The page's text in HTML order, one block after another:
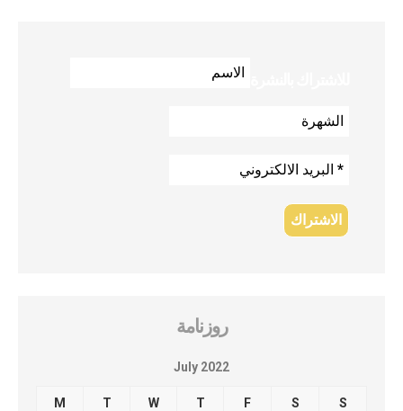
روزنامة
July 2022
M T W T F S S